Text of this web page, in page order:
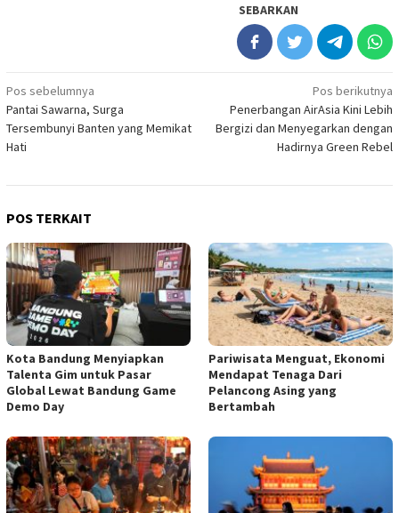
SEBARKAN
Navigasi
pos
Pos sebelumnya
Pantai Sawarna, Surga
Tersembunyi Banten yang Memikat
Hati
Pos berikutnya
Penerbangan AirAsia Kini Lebih
Bergizi dan Menyegarkan dengan
Hadirnya Green Rebel
POS TERKAIT
Kota Bandung Menyiapkan
Talenta Gim untuk Pasar
Global Lewat Bandung Game
Demo Day
Pariwisata Menguat, Ekonomi
Mendapat Tenaga Dari
Pelancong Asing yang
Bertambah